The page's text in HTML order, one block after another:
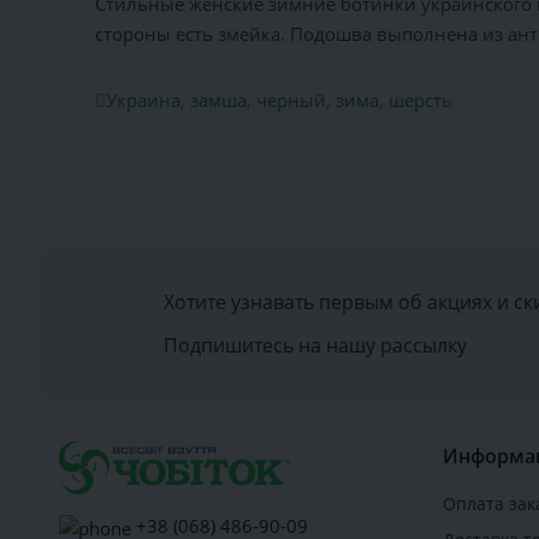
стороны есть змейка. Подошва выполнена из
Украина, замша, чёрный, зима, шерсть
Хотите узнавать первым об акциях и
Подпишитесь на нашу рассылку
+38 (068) 486-90-09
Оплата